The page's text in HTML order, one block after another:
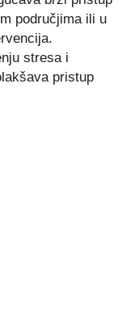
područjima ili u
stresa i
pristup